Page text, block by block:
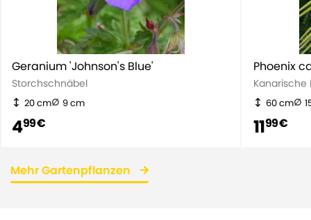
Geranium 'Johnson's Blue'
Storchschnäbel
20 cm 9 cm
499 €
Phoenix
60 cm
1199 €
Mehr Gartenpflanzen